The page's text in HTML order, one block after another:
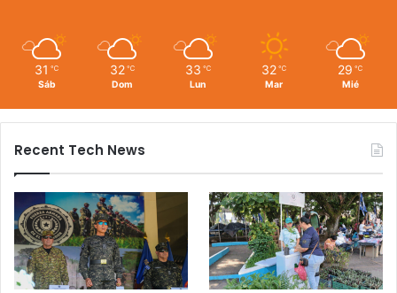
31 ℃
Sáb
32 ℃
Dom
33 ℃
Lun
32 ℃
Mar
29 ℃
Mié
Recent Tech News